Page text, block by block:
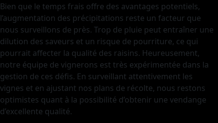
Bien que le temps frais offre des avantages potentiels,
l’augmentation des précipitations reste un facteur que
nous surveillons de près. Trop de pluie peut entraîner une
dilution des saveurs et un risque de pourriture, ce qui
pourrait affecter la qualité des raisins. Heureusement,
notre équipe de vignerons est très expérimentée dans la
gestion de ces défis. En surveillant attentivement les
vignes et en ajustant nos plans de récolte, nous restons
optimistes quant à la possibilité d’obtenir une vendange
d’excellente qualité.